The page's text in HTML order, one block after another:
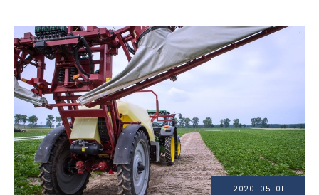
2020-05-01